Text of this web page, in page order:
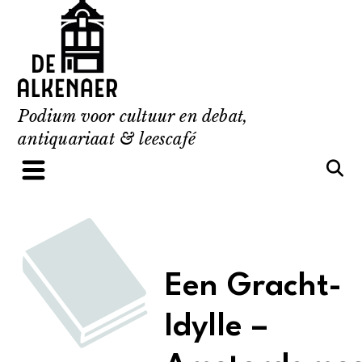
content
Podium voor cultuur en debat,
antiquariaat & leescafé
Een Gracht-
Idylle –